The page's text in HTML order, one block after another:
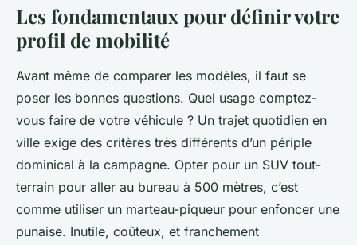
Les fondamentaux pour définir votre
profil de mobilité
Avant même de comparer les modèles, il faut se
poser les bonnes questions. Quel usage comptez-
vous faire de votre véhicule ? Un trajet quotidien en
ville exige des critères très différents d’un périple
dominical à la campagne. Opter pour un SUV tout-
terrain pour aller au bureau à 500 mètres, c’est
comme utiliser un marteau-piqueur pour enfoncer une
punaise. Inutile, coûteux, et franchement